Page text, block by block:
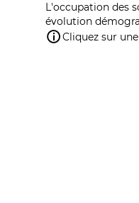
L'occupation des
évolution
Cliquez sur